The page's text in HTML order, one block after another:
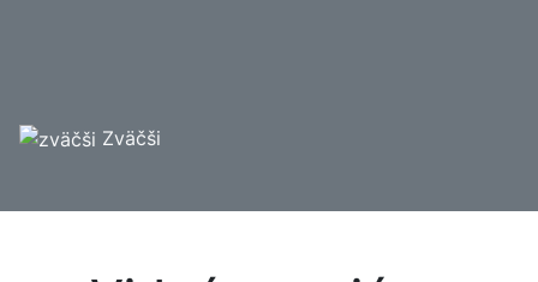
Zväčši